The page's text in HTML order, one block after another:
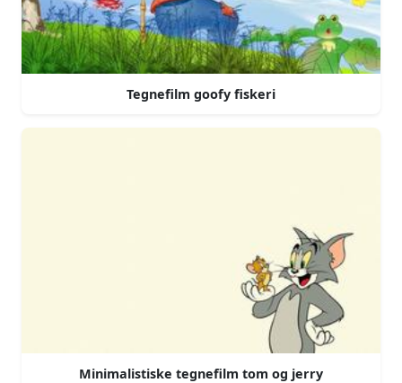
Tegnefilm goofy fiskeri
Minimalistiske tegnefilm tom og jerry